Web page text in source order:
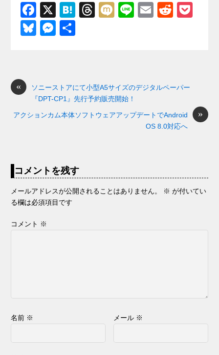
F
a
c
o
o
k
X
H
T
s
M
Li
E
R
Bl
y
M
n
g
er
«
ソニーストアにて小型A5サイズのデジタルペーパー
『DPT-CP1』先行予約販売開始！
»
アクションカム本体ソフトウェアアップデートでAndroid
OS 8.0対応へ
コメントを残す
メールアドレスが公開されることはありません。 ※ が付いてい
る欄は必須項目です
コメント ※
名前 ※ メール ※